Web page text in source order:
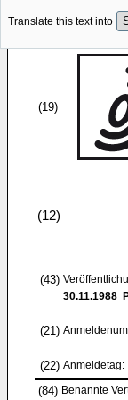
Translate this text into
(19)
(12)
(43)
30.11.1988
(21)
(22) Anmeldetag:
(84) Benannte